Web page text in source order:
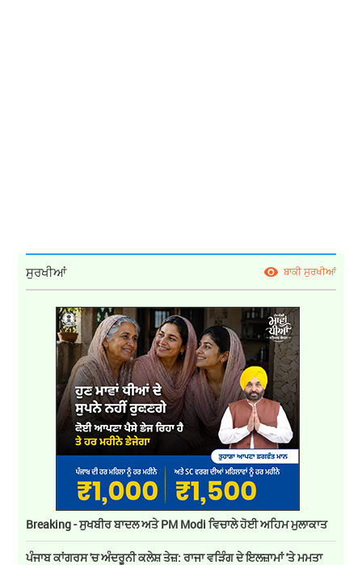
ਸੁਰਖੀਆਂ ਬਾਕੀ ਸੁਰਖੀਆਂ
Breaking - ਸੁਖਬੀਰ ਬਾਦਲ ਅਤੇ PM Modi ਵਿਚਾਲੇ ਹੋਈ ਅਹਿਮ ਮੁਲਾਕਾਤ
ਪੰਜਾਬ ਕਾਂਗਰਸ 'ਚ ਅੰਦਰੂਨੀ ਕਲੇਸ਼ ਤੇਜ਼: ਰਾਜਾ ਵੜਿੰਗ ਦੇ ਇਲਜ਼ਾਮਾਂ 'ਤੇ ਮਮਤਾ